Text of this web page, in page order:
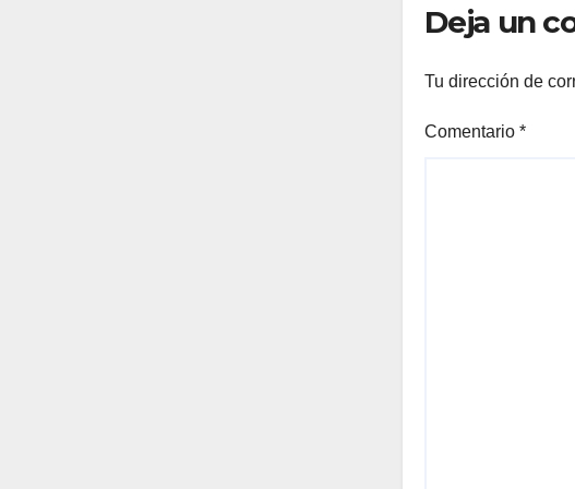
Deja un
Tu dirección de
Comentario *